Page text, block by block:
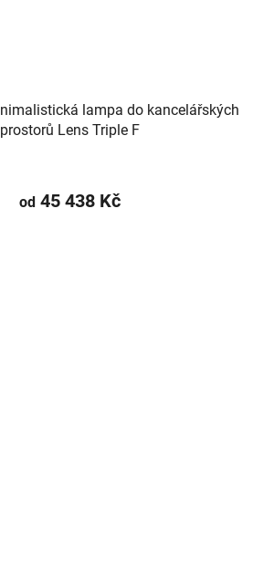
lampa do kancelářských
prostorů Lens Triple F
od45 438 Kč